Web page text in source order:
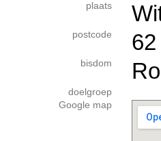
plaats
postcode 62
bisdom
doelgroep
Google map